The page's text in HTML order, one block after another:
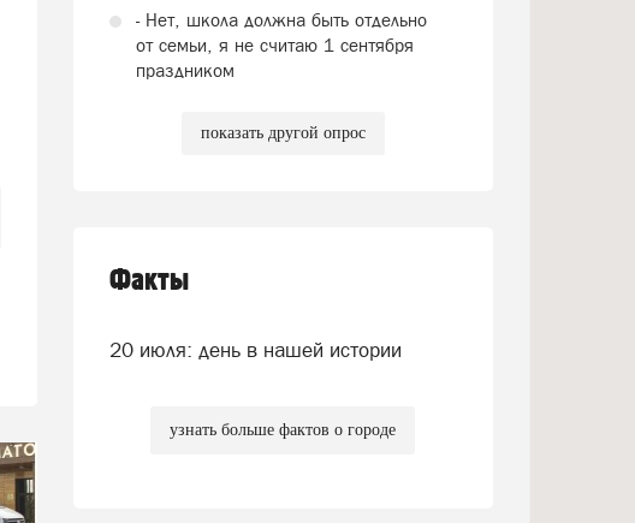
- Нет, школа должна быть отдельно
от семьи, я не считаю 1 сентября
праздником
показать другой опрос
Факты
20 июля: день в нашей истории
узнать больше фактов о городе